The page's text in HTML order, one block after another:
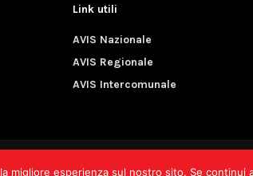
Link utili
AVIS Nazionale
AVIS Regionale
AVIS Intercomunale
(TO) - CF 80085960013 - iscr. al
migliore esperienza sul nostro sito. Se